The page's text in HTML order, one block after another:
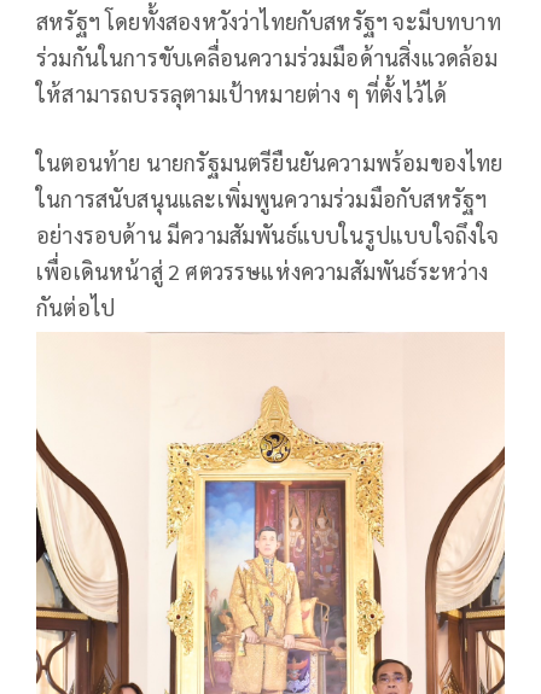
สหรัฐฯ โดยทั้งสองหวังว่าไทยกับสหรัฐฯ จะมีบทบาท
ร่วมกันในการขับเคลื่อนความร่วมมือด้านสิ่งแวดล้อม
ให้สามารถบรรลุตามเป้าหมายต่าง ๆ ที่ตั้งไว้ได้
ในตอนท้าย นายกรัฐมนตรียืนยันความพร้อมของไทย
ในการสนับสนุนและเพิ่มพูนความร่วมมือกับสหรัฐฯ
อย่างรอบด้าน มีความสัมพันธ์แบบในรูปแบบใจถึงใจ
เพื่อเดินหน้าสู่ 2 ศตวรรษแห่งความสัมพันธ์ระหว่าง
กันต่อไป